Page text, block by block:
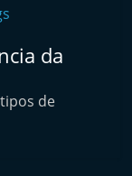
da
de